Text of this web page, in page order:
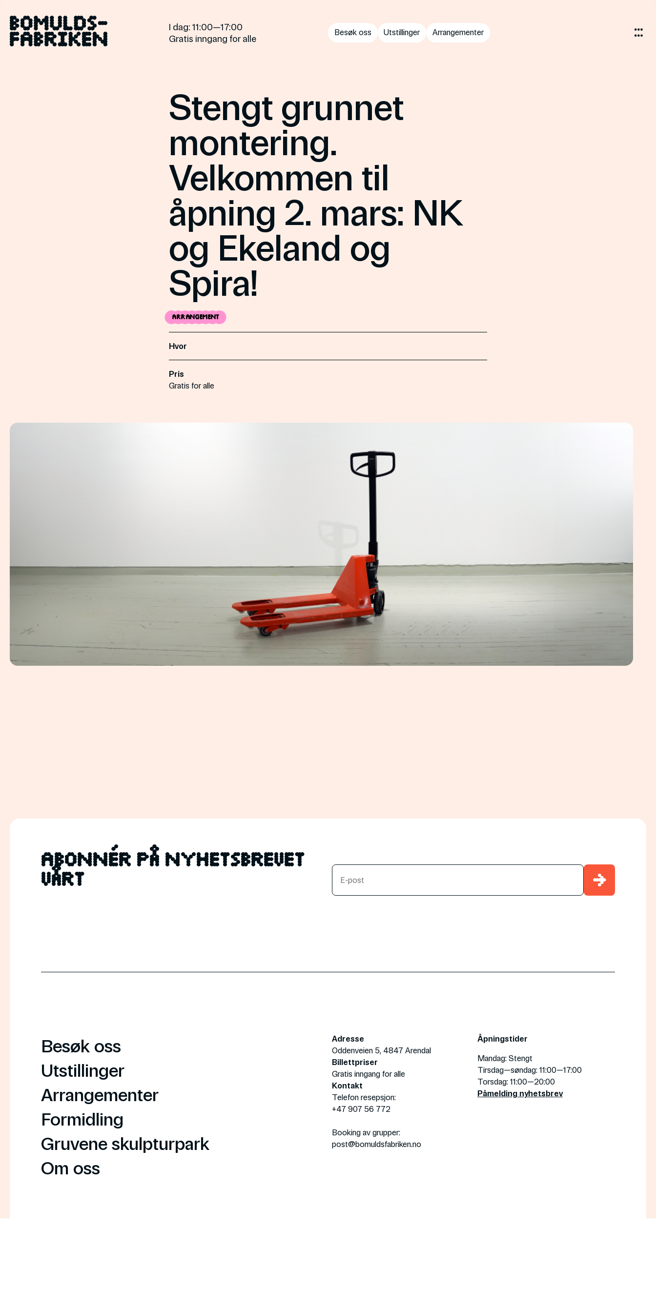
innholdet
I dag: 11:00—17:00
Gratis inngang for alle
Besøk oss Utstillinger Arrangementer
Stengt grunnet
montering.
Velkommen til
åpning 2. mars: NK
og Ekeland og
Spira!
Arrangement
Hvor
Pris
Gratis for alle
Abonnér på nyhetsbrevet
vårt
→
Besøk oss
Utstillinger
Arrangementer
Formidling
Gruvene skulpturpark
Om oss
Adresse
Oddenveien 5, 4847 Arendal
Billettpriser
Gratis inngang for alle
Kontakt
Telefon resepsjon:
+47 907 56 772
Booking av grupper:
post@bomuldsfabriken.no
Åpningstider
Mandag: Stengt
Tirsdag—søndag: 11:00—17:00
Torsdag: 11:00—20:00
Påmelding nyhetsbrev